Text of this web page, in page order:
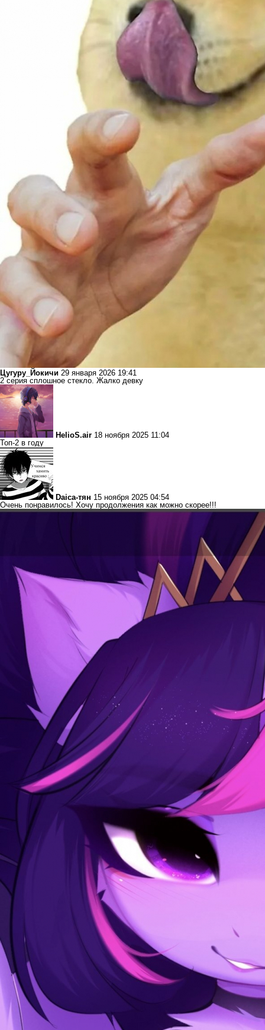
Цугуру_Йокичи 29 января 2026 19:41
2 серия сплошное стекло. Жалко девку
HelioS.air 18 ноября 2025 11:04
Топ-2 в году
Daica-тян 15 ноября 2025 04:54
Очень понравилось! Хочу продолжения как можно скорее!!!